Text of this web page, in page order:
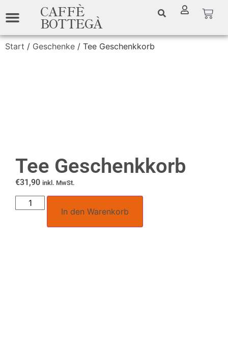
CAFFÈ
BOTTEGÀ
Start / Geschenke / Tee Geschenkkorb
Tee Geschenkkorb
€31,90 inkl. MwSt.
In den Warenkorb